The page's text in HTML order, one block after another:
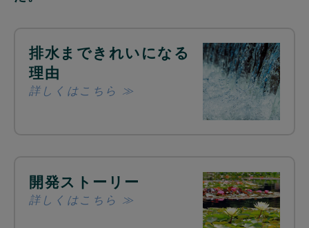
排水まできれいになる
理由
詳しくはこちら ≫
開発ストーリー
詳しくはこちら ≫